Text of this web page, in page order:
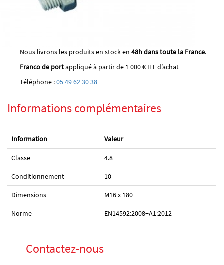
Nous livrons les produits en stock en 48h dans toute la France.
Franco de portappliqué à partir de 1 000 € HT d’achat
Téléphone :05 49 62 30 38
Informations complémentaires
Information Valeur
Classe 4.8
Conditionnement 10
Dimensions M16 x 180
Norme EN14592:2008+A1:2012
Contactez-nous